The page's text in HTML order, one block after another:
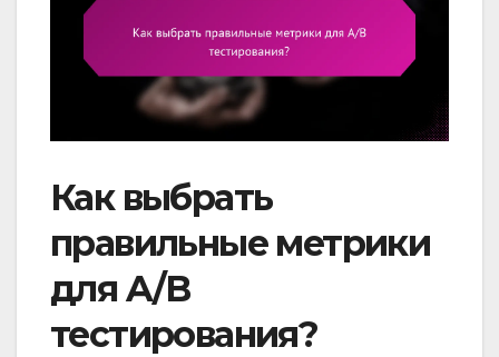
Как выбрать
правильные метрики
для A/B
тестирования?